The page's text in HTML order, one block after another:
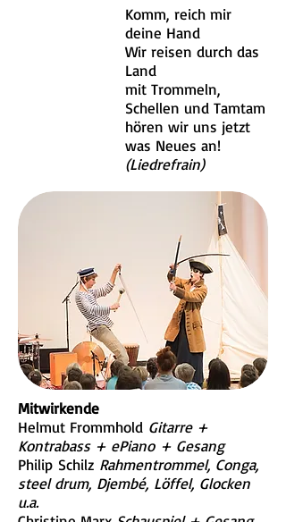
Komm, reich mir
deine Hand
Wir reisen durch das
Land
mit Trommeln,
Schellen und Tamtam
hören wir uns jetzt
was Neues an!
(Liedrefrain)
Mitwirkende
Helmut Frommhold Gitarre +
Kontrabass + ePiano + Gesang
Philip Schilz Rahmentrommel, Conga,
steel drum, Djembé, Löffel, Glocken
u.a.